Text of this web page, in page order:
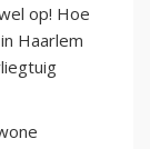
op! Hoe
Haarlem